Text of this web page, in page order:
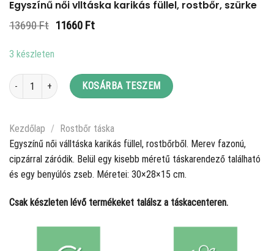
Egyszínű női vlltáska karikás füllel, rostbőr, szürke
13690Ft Original
11660 FtCurrent
3 készleten
Egyszínű női vlltáska karikás füllel, rostbőr, szürke mennyiség
KOSÁRBA TESZEM
Kezdőlap /
Rostbőr táska
Egyszínű női válltáska karikás füllel, rostbőrből. Merev fazonú,
cipzárral záródik. Belül egy kisebb méretű táskarendező található
és egy benyúlós zseb. Méretei: 30×28×15 cm.
Csak készleten lévő termékeket találsz a táskacenteren.